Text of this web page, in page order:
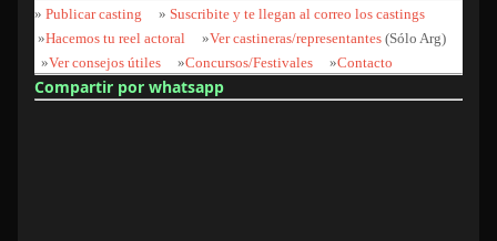
» Publicar casting » Suscribite y te llegan al correo los castings
»Hacemos tu reel actoral »Ver castineras/representantes (Sólo Arg)
»Ver consejos útiles »Concursos/Festivales »Contacto
Compartir por whatsapp